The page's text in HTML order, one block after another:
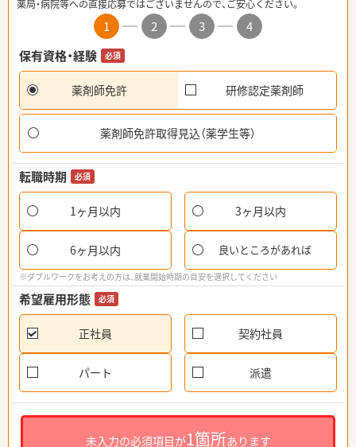
薬局・病院等への直接応募ではございませんので、ご安心ください。
1 2 3
4
保有資格・経験
必須
薬剤師免許 研修認定薬剤師
薬剤師免許取得見込（薬学生等）
転職時期 必須
1ヶ月以内 3ヶ月以内
6ヶ月以内 良いところがあれば
※ダブルワークをお考えの方は、就業開始時期の目安を選択してください
希望雇用形態 必須
正社員 契約社員
パート 派遣
未入力の必須項目が1箇所あります